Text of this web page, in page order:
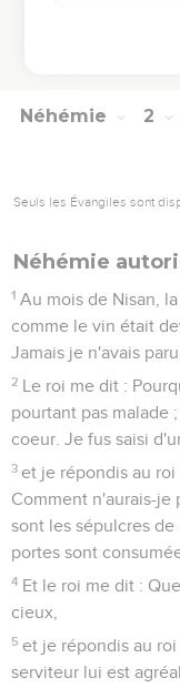
craindre ton nom !
Néhémie 2
Seuls les Évangiles sont
Néhémie
1 Au mois de Nisan,
comme le vin était
Jamais je n'avais
2 Le roi me dit :
pourtant pas malade
coeur. Je fus saisi
3 et je répondis au
Comment n'aurais-je
sont les sépulcres
portes sont
4 Et le roi me dit :
cieux,
5 et je répondis au
serviteur lui est